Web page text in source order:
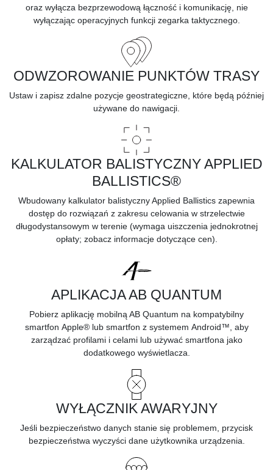
oraz wyłącza bezprzewodową łączność i komunikację, nie
wyłączając operacyjnych funkcji zegarka taktycznego.
ODWZOROWANIE PUNKTÓW TRASY
Ustaw i zapisz zdalne pozycje geostrategiczne, które będą później
używane do nawigacji.
KALKULATOR BALISTYCZNY APPLIED
BALLISTICS®
Wbudowany kalkulator balistyczny Applied Ballistics zapewnia
dostęp do rozwiązań z zakresu celowania w strzelectwie
długodystansowym w terenie (wymaga uiszczenia jednokrotnej
opłaty; zobacz informacje dotyczące cen).
APLIKACJA AB QUANTUM
Pobierz aplikację mobilną AB Quantum na kompatybilny
smartfon Apple® lub smartfon z systemem Android™, aby
zarządzać profilami i celami lub używać smartfona jako
dodatkowego wyświetlacza.
WYŁĄCZNIK AWARYJNY
Jeśli bezpieczeństwo danych stanie się problemem, przycisk
bezpieczeństwa wyczyści dane użytkownika urządzenia.